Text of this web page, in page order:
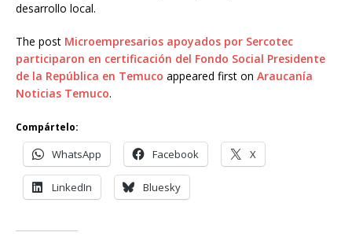
desarrollo local.
The post Microempresarios apoyados por Sercotec
participaron en certificación del Fondo Social Presidente
de la República en Temuco appeared first on Araucanía
Noticias Temuco.
Compártelo:
WhatsApp Facebook X
LinkedIn Bluesky